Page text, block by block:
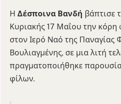
Η Δέσποινα Βανδή βάπτισε
Κυριακής 17 Μαΐου την κόρη
στον Ιερό Ναό της Παναγίας
Βουλιαγμένης, σε μια λιτή
πραγματοποιήθηκε
φίλων.